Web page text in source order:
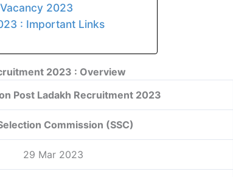
2023
: Important Links
2023 : Overview
Post Ladakh Recruitment 2023
Commission (SSC)
29 Mar 2023